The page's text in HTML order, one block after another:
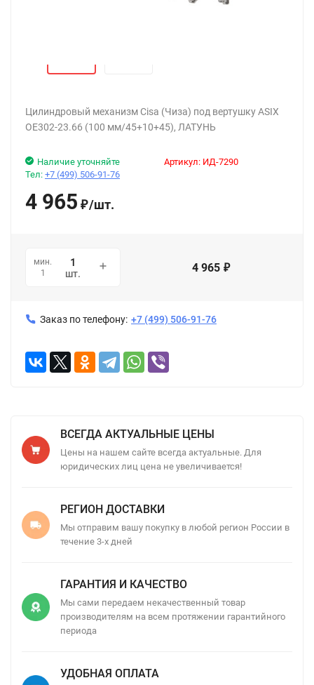
Цилиндровый механизм Cisa (Чиза) под вертушку ASIX
OE302-23.66 (100 мм/45+10+45), ЛАТУНЬ
Артикул: ИД-7290
Наличие уточняйте
Тел: +7 (499) 506-91-76
4 965 ₽/шт.
мин.
1
шт. 4 965 ₽
Заказ по телефону: +7 (499) 506-91-76
ВСЕГДА АКТУАЛЬНЫЕ ЦЕНЫ
Цены на нашем сайте всегда актуальные. Для
юридических лиц цена не увеличивается!
РЕГИОН ДОСТАВКИ
Мы отправим вашу покупку в любой регион России в
течение 3-х дней
ГАРАНТИЯ И КАЧЕСТВО
Мы сами передаем некачественный товар
производителям на всем протяжении гарантийного
периода
УДОБНАЯ ОПЛАТА